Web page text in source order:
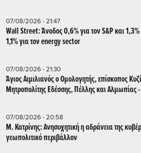
07/08/2026 - 21:47
Wall Street: Άνοδος 0,6% για τον S&P και
1,1% για τον energy sector
07/08/2026 - 21:30
Άγιος Αιμιλιανός ο Ομολογητής, επίσκοπος
Μητροπολίτης Εδέσσης, Πέλλης και Αλμωπίας
07/08/2026 - 20:58
Μ. Κατρίνης: Ανησυχητική η αδράνεια της
γεωπολιτικό περιβάλλον